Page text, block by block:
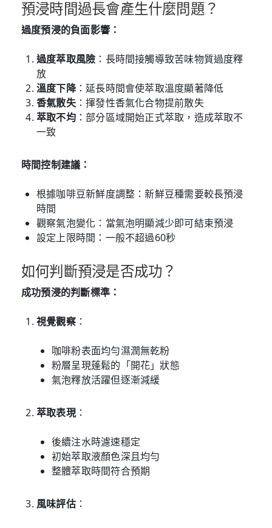
預浸時間過長會產生什麼問題？
過度預浸的負面影響：
過度萃取風險 ：長時間接觸導致苦味物質過度釋
放
溫度下降：延長時間會使萃取溫度顯著降低
香氣散失：揮發性香氣化合物提前散失
萃取不均：部分區域開始正式萃取，造成萃取不
一致
時間控制建議：
根據咖啡豆新鮮度調整：新鮮豆種需要較長預浸
時間
觀察氣泡變化：當氣泡明顯減少即可結束預浸
設定上限時間：一般不超過60秒
如何判斷預浸是否成功？
成功預浸的判斷標準：
視覺觀察：
咖啡粉表面均勻濕潤無乾粉
粉層呈現蓬鬆的「開花」狀態
氣泡釋放活躍但逐漸減緩
萃取表現：
後續注水時濾速穩定
初始萃取液顏色深且均勻
整體萃取時間符合預期
風味評估：